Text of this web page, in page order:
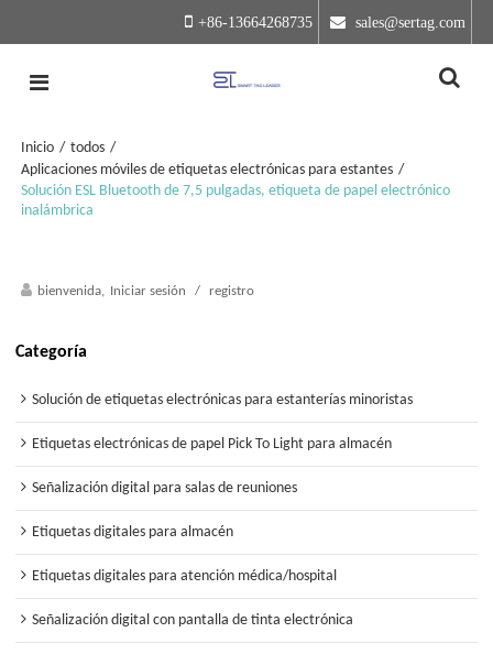
+86-13664268735 sales@sertag.com
Inicio / todos /
Aplicaciones móviles de etiquetas electrónicas para estantes /
Solución ESL Bluetooth de 7,5 pulgadas, etiqueta de papel electrónico
inalámbrica
bienvenida, Iniciar sesión / registro
Categoría
Solución de etiquetas electrónicas para estanterías minoristas
Etiquetas electrónicas de papel Pick To Light para almacén
Señalización digital para salas de reuniones
Etiquetas digitales para almacén
Etiquetas digitales para atención médica/hospital
Señalización digital con pantalla de tinta electrónica